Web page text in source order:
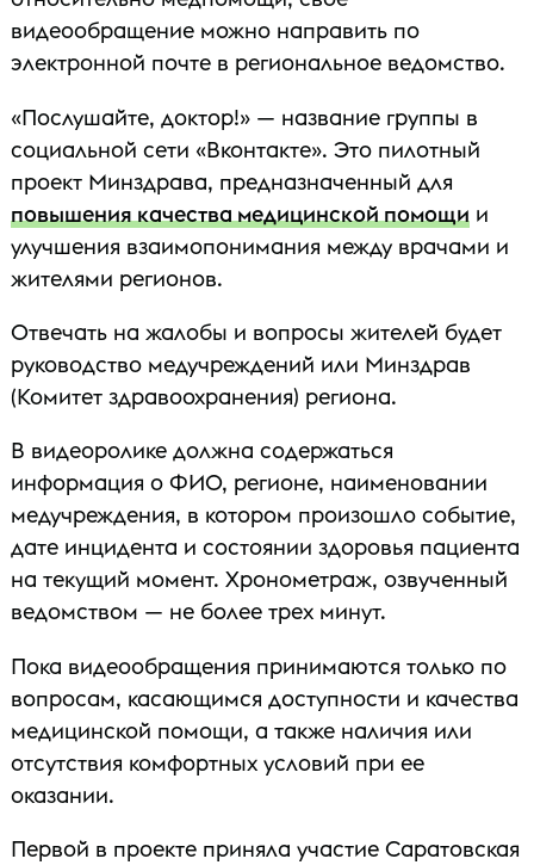
видеообращение можно направить по
электронной почте в региональное ведомство.
«Послушайте, доктор!» — название группы в
социальной сети «Вконтакте». Это пилотный
проект Минздрава, предназначенный для
повышения качества медицинской помощии
улучшения взаимопонимания между врачами и
жителями регионов.
Отвечать на жалобы и вопросы жителей будет
руководство медучреждений или Минздрав
(Комитет здравоохранения) региона.
В видеоролике должна содержаться
информация о ФИО, регионе, наименовании
медучреждения, в котором произошло событие,
дате инцидента и состоянии здоровья пациента
на текущий момент. Хронометраж, озвученный
ведомством — не более трех минут.
Пока видеообращения принимаются только по
вопросам, касающимся доступности и качества
медицинской помощи, а также наличия или
отсутствия комфортных условий при ее
оказании.
Первой в проекте приняла участие Саратовская